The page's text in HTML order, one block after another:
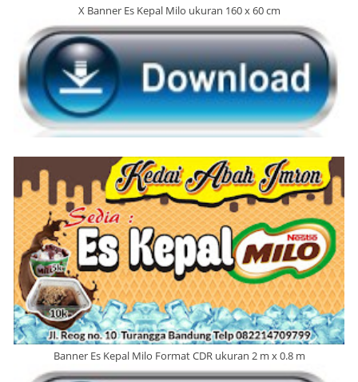
X Banner Es Kepal Milo ukuran 160 x 60 cm
Banner Es Kepal Milo Format CDR ukuran 2 m x 0.8 m